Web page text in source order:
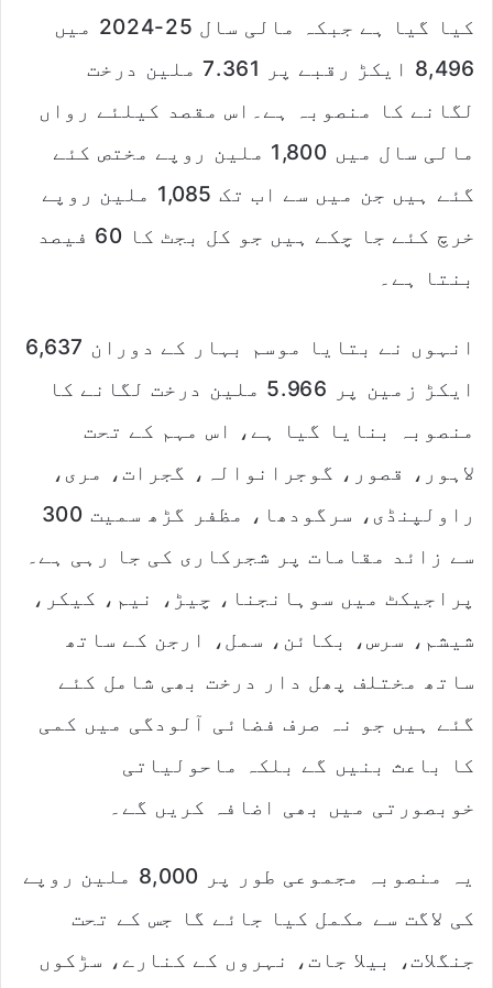
کیا گیا ہے جبکہ مالی سال 25-2024 میں
8,496 ایکڑ رقبے پر 7.361 ملین درخت
لگانے کا منصوبہ ہے۔اس مقصد کیلئے رواں
مالی سال میں 1,800 ملین روپے مختص کئے
گئے ہیں جن میں سے اب تک 1,085 ملین روپے
خرچ کئے جا چکے ہیں جو کل بجٹ کا 60 فیصد
بنتا ہے۔
انہوں نے بتایا موسم بہار کے دوران 6,637
ایکڑ زمین پر 5.966 ملین درخت لگانے کا
منصوبہ بنایا گیا ہے، اس مہم کے تحت
لاہور، قصور، گوجرانوالہ، گجرات، مری،
راولپنڈی، سرگودھا، مظفر گڑھ سمیت 300
سے زائد مقامات پر شجرکاری کی جا رہی ہے۔
پراجیکٹ میں سوہانجنا، چیڑ، نیم، کیکر،
شیشم، سرس، بکائن، سمل، ارجن کے ساتھ
ساتھ مختلف پھل دار درخت بھی شامل کئے
گئے ہیں جو نہ صرف فضائی آلودگی میں کمی
کا باعث بنیں گے بلکہ ماحولیاتی
خوبصورتی میں بھی اضافہ کریں گے۔
یہ منصوبہ مجموعی طور پر 8,000 ملین روپے
کی لاگت سے مکمل کیا جائے گا جس کے تحت
جنگلات، بیلا جات، نہروں کے کنارے، سڑکوں